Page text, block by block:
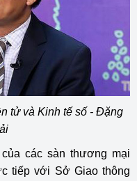
tử và Kinh tế số - Đặng
các sàn thương mại
tiếp với Sở Giao thông